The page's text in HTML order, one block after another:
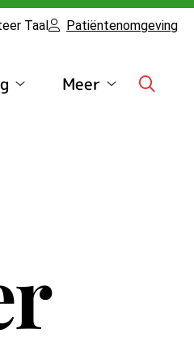
Taal Patiëntenomgeving
Meer